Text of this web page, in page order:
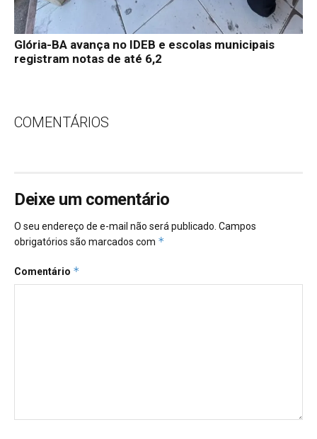
Glória-BA avança no IDEB e escolas municipais
registram notas de até 6,2
COMENTÁRIOS
Deixe um comentário
O seu endereço de e-mail não será publicado. Campos
obrigatórios são marcados com *
Comentário *